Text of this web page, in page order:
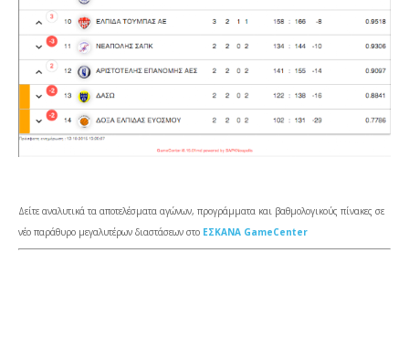
Δείτε αναλυτικά τα αποτελέσματα αγώνων, προγράμματα και βαθμολογικούς πίνακες σε
νέο παράθυρο μεγαλυτέρων διαστάσεων στο ΕΣΚΑΝΑ GameCenter